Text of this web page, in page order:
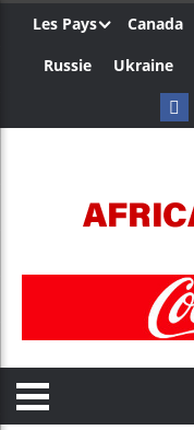
Les Pays Canada
Russie
Ukraine